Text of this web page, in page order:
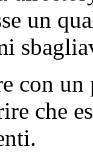
un
con
che